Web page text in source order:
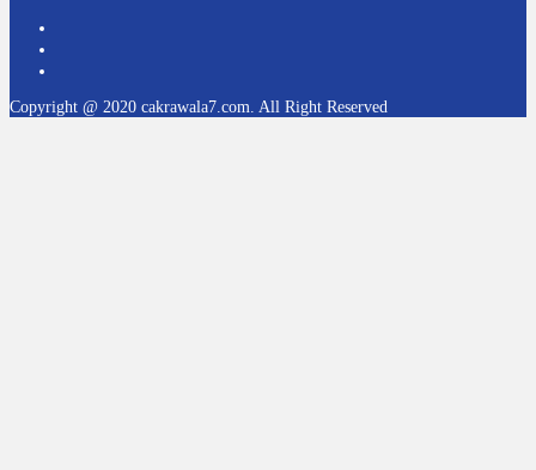
Copyright @ 2020 cakrawala7.com. All Right Reserved